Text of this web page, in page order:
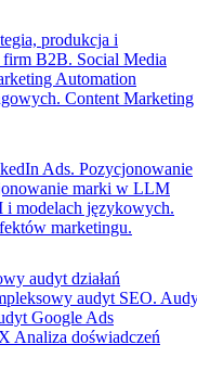
produkcja i
firm B2B. Social Media
Automation
Content Marketing
Ads. Pozycjonowanie
marki w LLM
modelach językowych.
marketingu.
audyt działań
audyt SEO.
Google Ads
Analiza doświadczeń